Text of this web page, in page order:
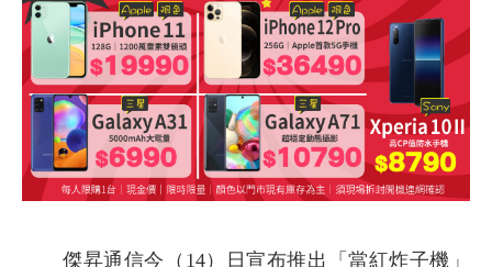
傑昇通信今（14）日宣布推出「當紅炸子機」